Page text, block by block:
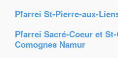
Pfarrei St-Pierre-aux-
Pfarrei Sacré-Coeur et
Comognes Namur